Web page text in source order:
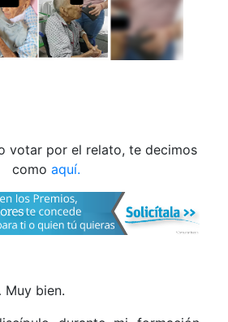
votar por el relato, te decimos
como aquí.
bien.